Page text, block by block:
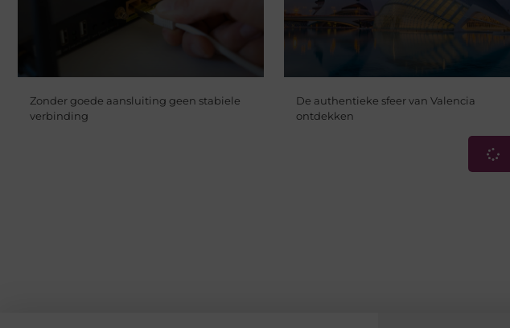
Zonder goede aansluiting geen stabiele
verbinding
De authentieke sfeer van Valencia
ontdekken